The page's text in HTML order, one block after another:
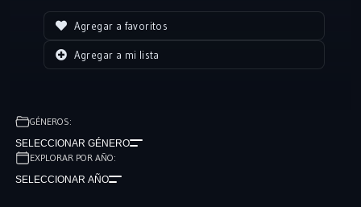
Agregar a favoritos
Agregar a mi lista
GÉNEROS:
SELECCIONAR GÉNERO
EXPLORAR POR AÑO:
SELECCIONAR AÑO